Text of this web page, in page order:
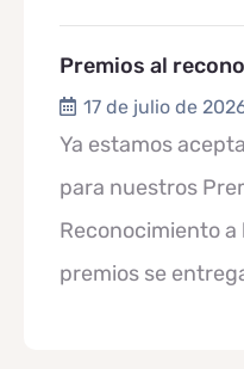
Premios al
17 de julio de
Ya estamos
para nuestros
Reconocimiento a
premios se